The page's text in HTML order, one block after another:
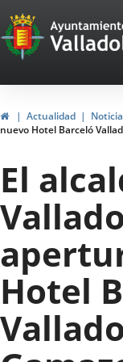
Portal
Web
del
de
InicioActualidad
nuevo Hotel Barceló
El
Hotel